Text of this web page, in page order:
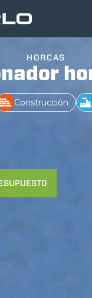
HORCAS
Construcción